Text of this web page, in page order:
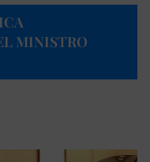
MINISTRO